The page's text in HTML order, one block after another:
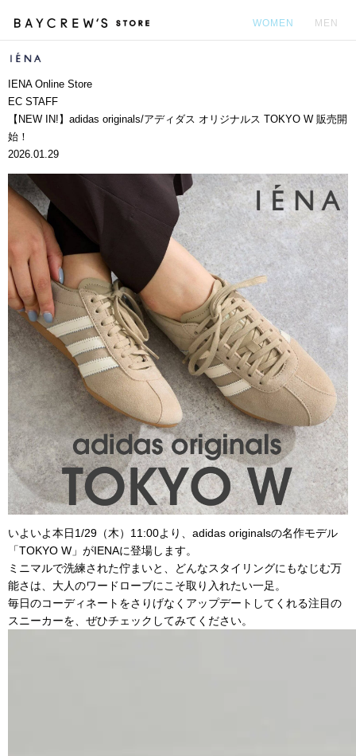
WOMEN MEN
IENA Online Store
EC STAFF
【NEW IN!】adidas originals/アディダス オリジナルス TOKYO W 販売開
始！
2026.01.29
いよいよ本日1/29（木）11:00より、adidas originalsの名作モデル
「TOKYO W」がIENAに登場します。
ミニマルで洗練された佇まいと、どんなスタイリングにもなじむ万
能さは、大人のワードローブにこそ取り入れたい一足。
毎日のコーディネートをさりげなくアップデートしてくれる注目の
スニーカーを、ぜひチェックしてみてください。